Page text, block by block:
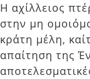
Η αχίλλειος
στην μη
κράτη μέλη,
απαίτηση της